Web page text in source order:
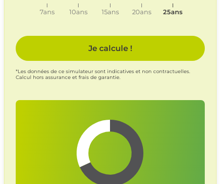
7ans 10ans 15ans 20ans 25ans
Je calcule !
*Les données de ce simulateur sont indicatives et non contractuelles.
Calcul hors assurance et frais de garantie.